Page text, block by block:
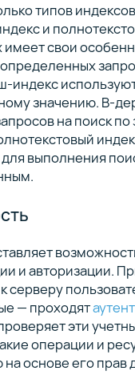
типов
и
свои
индекс
значению. B-
на поиск
выполнения
и авторизации.
серверу
— проходят
эти
операции и
основе его прав